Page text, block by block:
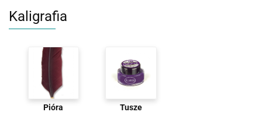
Kaligrafia
Pióra Tusze